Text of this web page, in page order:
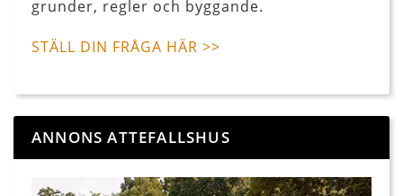
grunder, regler och byggande.
STÄLL DIN FRÅGA HÄR >>
ANNONS ATTEFALLSHUS